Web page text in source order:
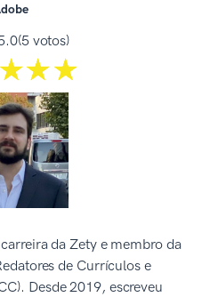
(5 votos)
da Zety e membro da
de Currículos e
Desde 2019, escreveu